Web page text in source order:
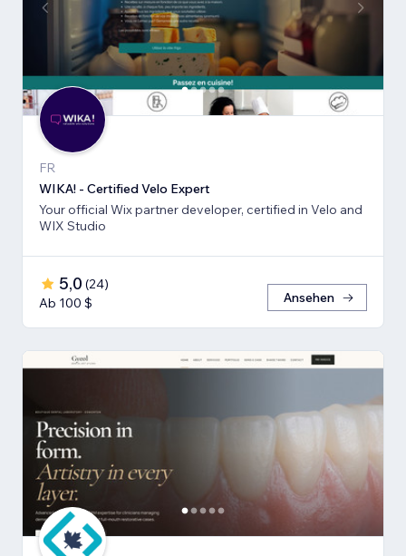
FR
WIKA! - Certified Velo Expert
Your official Wix partner developer, certified in Velo and
WIX Studio
5,0 (24)
Ab 100 $
Ansehen